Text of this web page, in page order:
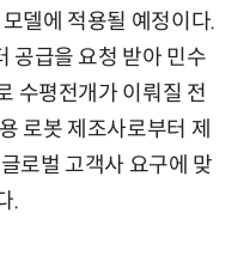
델에 적용될 예정이다.
공급을 요청 받아 민수
수평전개가 이뤄질 전
로봇 제조사로부터 제
로벌 고객사 요구에 맞
.